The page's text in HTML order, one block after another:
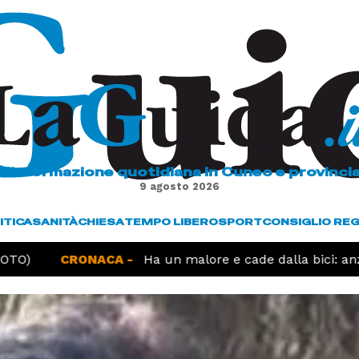
L'informazione quotidiana in Cuneo e
9 agosto 2026
SANITÀCHIESATEMPO LIBEROSPORTCONSIGLIO
CRONACA - Ha un malore e cade dalla bici: